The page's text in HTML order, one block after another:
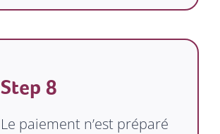
Step 8
Le paiement n’est préparé